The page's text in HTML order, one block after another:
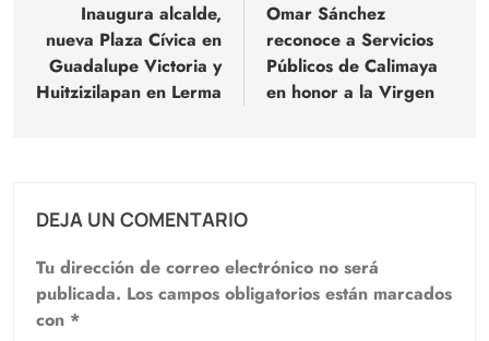
entradas
Inaugura alcalde,
nueva Plaza Cívica en
Guadalupe Victoria y
Huitzizilapan en Lerma
Omar Sánchez
reconoce a Servicios
Públicos de Calimaya
en honor a la Virgen
DEJA UN COMENTARIO
Tu dirección de correo electrónico no será
publicada. Los campos obligatorios están marcados
con *